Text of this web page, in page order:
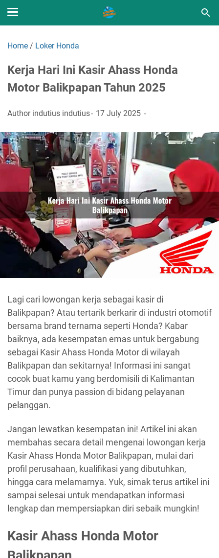
Home / Loker Honda
Kerja Hari Ini Kasir Ahass Honda
Motor Balikpapan Tahun 2025
Author indutius indutius 17 July 2025
Lagi cari lowongan kerja sebagai kasir di
Balikpapan? Atau tertarik berkarir di industri otomotif
bersama brand ternama seperti Honda? Kabar
baiknya, ada kesempatan emas untuk bergabung
sebagai Kasir Ahass Honda Motor di wilayah
Balikpapan dan sekitarnya! Informasi ini sangat
cocok buat kamu yang berdomisili di Kalimantan
Timur dan punya passion di bidang pelayanan
pelanggan.
Jangan lewatkan kesempatan ini! Artikel ini akan
membahas secara detail mengenai lowongan kerja
Kasir Ahass Honda Motor Balikpapan, mulai dari
profil perusahaan, kualifikasi yang dibutuhkan,
hingga cara melamarnya. Yuk, simak terus artikel ini
sampai selesai untuk mendapatkan informasi
lengkap dan mempersiapkan diri sebaik mungkin!
Kasir Ahass Honda Motor